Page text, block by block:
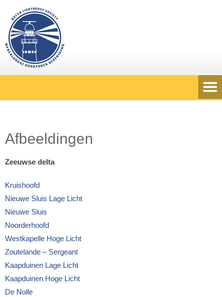
Afbeeldingen
Zeeuwse delta
Kruishoofd
Nieuwe Sluis Lage Licht
Nieuwe Sluis
Noorderhoofd
Westkapelle Hoge Licht
Zoutelande – Sergeant
Kaapduinen Lage Licht
Kaapduinen Hoge Licht
De Nolle